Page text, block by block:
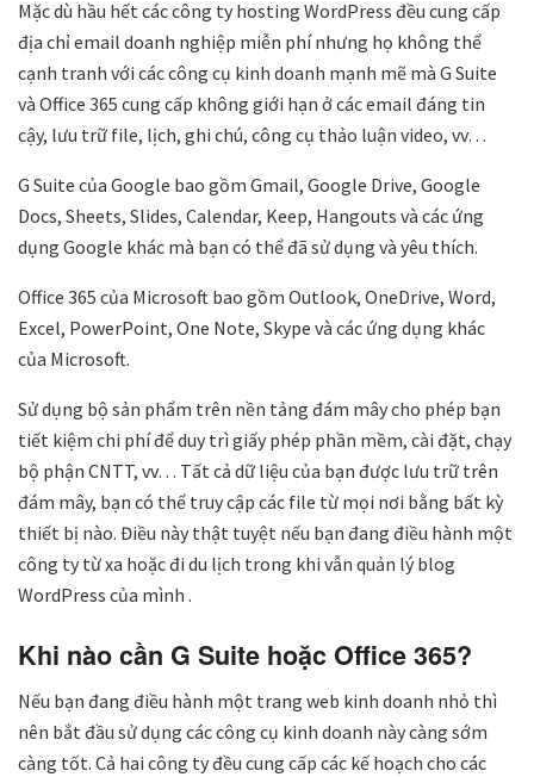
Mặc dù hầu hết các công ty hosting WordPress đều cung cấp
địa chỉ email doanh nghiệp miễn phí nhưng họ không thể
cạnh tranh với các công cụ kinh doanh mạnh mẽ mà G Suite
và Office 365 cung cấp không giới hạn ở các email đáng tin
cậy, lưu trữ file, lịch, ghi chú, công cụ thảo luận video, vv…
G Suite của Google bao gồm Gmail, Google Drive, Google
Docs, Sheets, Slides, Calendar, Keep, Hangouts và các ứng
dụng Google khác mà bạn có thể đã sử dụng và yêu thích.
Office 365 của Microsoft bao gồm Outlook, OneDrive, Word,
Excel, PowerPoint, One Note, Skype và các ứng dụng khác
của Microsoft.
Sử dụng bộ sản phẩm trên nền tảng đám mây cho phép bạn
tiết kiệm chi phí để duy trì giấy phép phần mềm, cài đặt, chạy
bộ phận CNTT, vv… Tất cả dữ liệu của bạn được lưu trữ trên
đám mây, bạn có thể truy cập các file từ mọi nơi bằng bất kỳ
thiết bị nào. Điều này thật tuyệt nếu bạn đang điều hành một
công ty từ xa hoặc đi du lịch trong khi vẫn quản lý blog
WordPress của mình .
Khi nào cần G Suite hoặc Office 365?
Nếu bạn đang điều hành một trang web kinh doanh nhỏ thì
nên bắt đầu sử dụng các công cụ kinh doanh này càng sớm
càng tốt. Cả hai công ty đều cung cấp các kế hoạch cho các